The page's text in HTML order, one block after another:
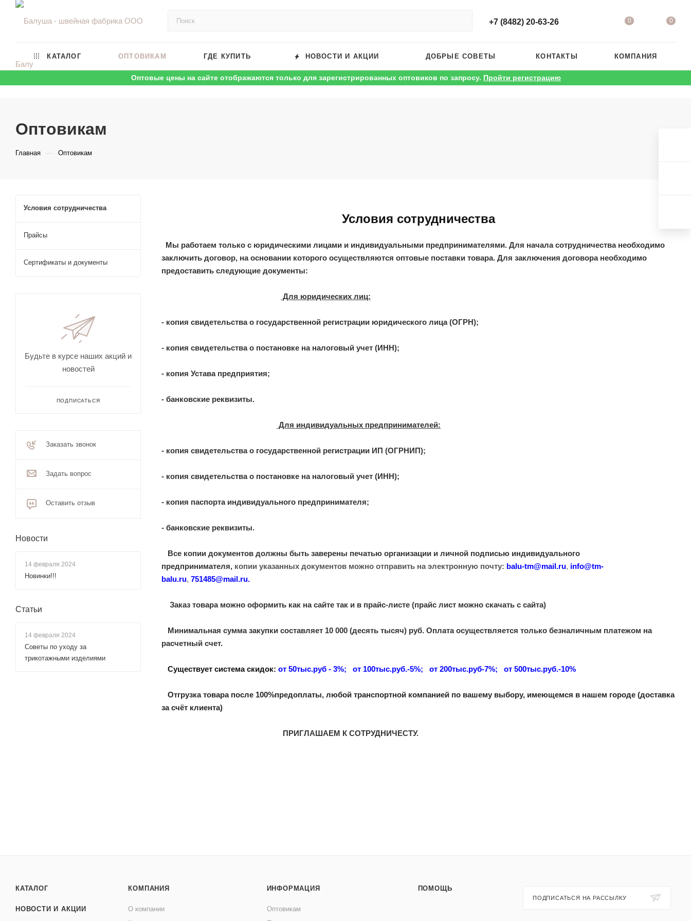
+7 (8482) 20-63-26 0 0
КАТАЛОГ ОПТОВИКАМ ГДЕ КУПИТЬ НОВОСТИ И АКЦИИ ДОБРЫЕ СОВЕТЫ КОНТАКТЫ КОМПАНИЯ
Оптовые цены на сайте отображаются только для зарегистрированных оптовиков по запросу. Пройти регистрацию
Оптовикам
Главная — Оптовикам
Условия сотрудничества
Мы работаем только с юридическими лицами и индивидуальными предпринимателями. Для начала сотрудничества необходимо
заключить договор, на основании которого осуществляются оптовые поставки товара. Для заключения договора необходимо
предоставить следующие документы:
Для юридических лиц:
- копия свидетельства о государственной регистрации юридического лица (ОГРН);
- копия свидетельства о постановке на налоговый учет (ИНН);
- копия Устава предприятия;
- банковские реквизиты.
Для индивидуальных предпринимателей:
- копия свидетельства о государственной регистрации ИП (ОГРНИП);
- копия свидетельства о постановке на налоговый учет (ИНН);
- копия паспорта индивидуального предпринимателя;
- банковские реквизиты.
Все копии документов должны быть заверены печатью организации и личной подписью индивидуального
предпринимателя, копии указанных документов можно отправить на электронную почту: balu-tm@mail.ru, info@tm-
balu.ru, 751485@mail.ru.
Заказ товара можно оформить как на сайте так и в прайс-листе (прайс лист можно скачать с сайта)
Минимальная сумма закупки составляет 10 000 (десять тысяч) руб. Оплата осуществляется только безналичным платежом на
расчетный счет.
Существует система скидок: от 50тыс.руб - 3%; от 100тыс.руб.-5%; от 200тыс.руб-7%; от 500тыс.руб.-10%
Отгрузка товара после 100%предоплаты, любой транспортной компанией по вашему выбору, имеющемся в нашем городе (доставка
за счёт клиента)
ПРИГЛАШАЕМ К СОТРУДНИЧЕСТУ.
Условия сотрудничества
Прайсы
Сертификаты и документы
Будьте в курсе наших акций и
новостей
ПОДПИСАТЬСЯ
Заказать звонок
Задать вопрос
Оставить отзыв
Новости
14 февраля 2024
Новинки!!!
Статьи
14 февраля 2024
Советы по уходу за
трикотажными изделиями
КАТАЛОГ
НОВОСТИ И АКЦИИ
КОМПАНИЯ
О компании
ИНФОРМАЦИЯ
Оптовикам
ПОМОЩЬ
ПОДПИСАТЬСЯ НА РАССЫЛКУ